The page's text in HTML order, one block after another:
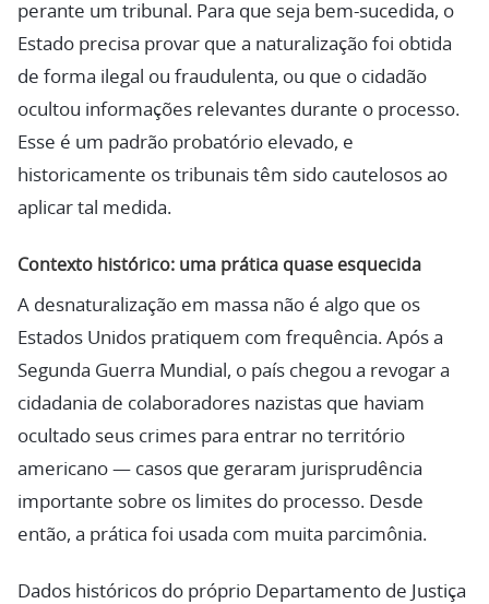
perante um tribunal. Para que seja bem-sucedida, o
Estado precisa provar que a naturalização foi obtida
de forma ilegal ou fraudulenta, ou que o cidadão
ocultou informações relevantes durante o processo.
Esse é um padrão probatório elevado, e
historicamente os tribunais têm sido cautelosos ao
aplicar tal medida.
Contexto histórico: uma prática quase esquecida
A desnaturalização em massa não é algo que os
Estados Unidos pratiquem com frequência. Após a
Segunda Guerra Mundial, o país chegou a revogar a
cidadania de colaboradores nazistas que haviam
ocultado seus crimes para entrar no território
americano — casos que geraram jurisprudência
importante sobre os limites do processo. Desde
então, a prática foi usada com muita parcimônia.
Dados históricos do próprio Departamento de Justiça